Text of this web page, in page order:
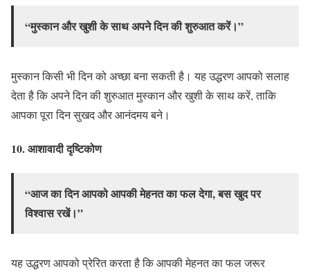
“मुस्कान और खुशी के साथ अपने दिन की शुरुआत करें।”
मुस्कान किसी भी दिन को अच्छा बना सकती है। यह उद्धरण आपको सलाह
देता है कि अपने दिन की शुरुआत मुस्कान और खुशी के साथ करें, ताकि
आपका पूरा दिन सुखद और आनंदमय बने।
10.आशावादी दृष्टिकोण
“आज का दिन आपको आपकी मेहनत का फल देगा, बस खुद पर
विश्वास रखें।”
यह उद्धरण आपको प्रेरित करता है कि आपकी मेहनत का फल जरूर